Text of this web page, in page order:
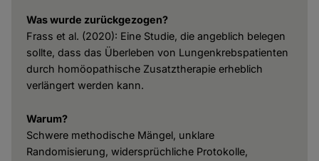
Was wurde zurückgezogen?
Frass et al. (2020): Eine Studie, die angeblich belegen
sollte, dass das Überleben von Lungenkrebspatienten
durch homöopathische Zusatztherapie erheblich
verlängert werden kann.
Warum?
Schwere methodische Mängel, unklare
Randomisierung, widersprüchliche Protokolle,